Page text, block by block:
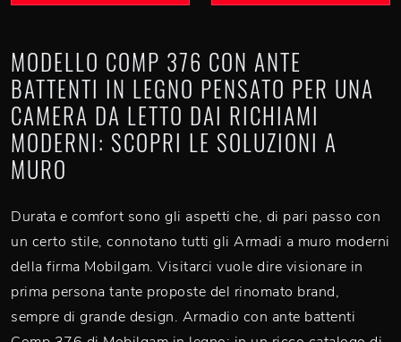
MODELLO COMP 376 CON ANTE
BATTENTI IN LEGNO PENSATO PER UNA
CAMERA DA LETTO DAI RICHIAMI
MODERNI: SCOPRI LE SOLUZIONI A
MURO
Durata e comfort sono gli aspetti che, di pari passo con
un certo stile, connotano tutti gli Armadi a muro moderni
della firma Mobilgam. Visitarci vuole dire visionare in
prima persona tante proposte del rinomato brand,
sempre di grande design. Armadio con ante battenti